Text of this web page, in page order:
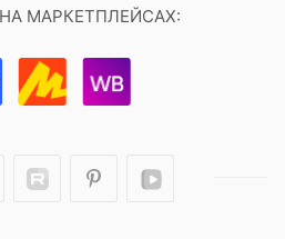
МАРКЕТПЛЕЙСАХ: